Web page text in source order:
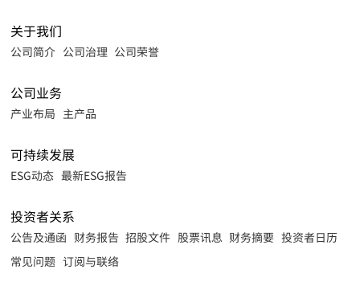
关于我们
公司简介 公司治理 公司荣誉
公司业务
产业布局 主产品
可持续发展
ESG动态 最新ESG报告
投资者关系
公告及通函 财务报告 招股文件 股票讯息 财务摘要 投资者日历
常见问题 订阅与联络